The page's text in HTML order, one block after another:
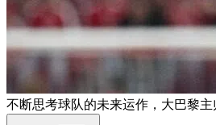
不断思考球队的未来运作，大巴黎